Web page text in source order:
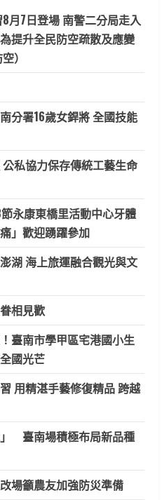
月7日登場 南警二分局走入
提升全民防空疏散及應變
）
分署16歲女銲將 全國技能
私協力保存傳統工藝生命
永康東橋里活動中心牙體
」歡迎踴躍參加
湖 海上旅運融合觀光與文
相見歡
臺南市學甲區宅港國小生
國光芒
用精湛手藝修復精品 跨越
臺南場積極布局新品種
場籲農友加強防災準備